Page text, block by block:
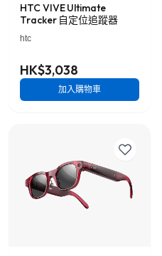
HTC VIVE Ultimate
Tracker 自定位追蹤器
htc
HK$3,038
加入購物車